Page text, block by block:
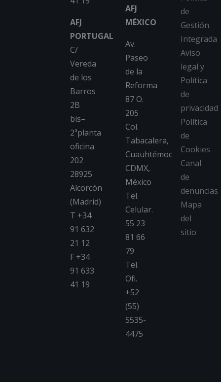
AFJ
PORTUGAL
C/
Vereda
de los
Barros
2B
bis–
2ªplanta
oficina
202
28925
Alcorcón
(Madrid)
T +34
91 632
21 12
F +34
91 633
41 19
AFJ
MÉXICO
Av.
Paseo
de la
Reforma
87 O.
205
Col.
Tabacalera,
Cuauhtémoc
CDMX,
México
Tel.
Celular.
55 23
81 66
79
Tel.
Ofi.
+52
(55)
5535-
4475
de
Gestión
Integrada
Aviso
legal y
Política
de
privacidad
Política
de
Cookies
Canal
de
denuncias
Mapa
del
sitio